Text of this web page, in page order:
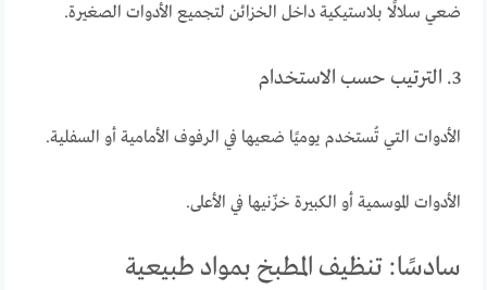
ضعي سلالًا بلاستيكية داخل الخزائن لتجميع الأدوات الصغيرة.
3. الترتيب حسب الاستخدام
الأدوات التي تُستخدم يوميًا ضعيها في الرفوف الأمامية أو السفلية.
الأدوات الموسمية أو الكبيرة خزّنيها في الأعلى.
سادسًا: تنظيف المطبخ بمواد طبيعية